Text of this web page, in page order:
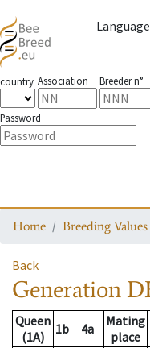
Language
country Association Breeder n°
Password
Home Breeding Values
Back
Generation
Queen
(1A)
1b 4a
Mating
place